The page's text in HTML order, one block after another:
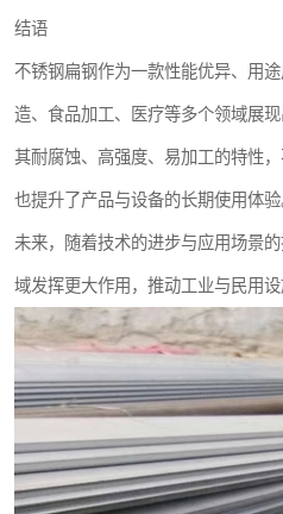
结语
不锈钢扁钢作为一款性能优异、用
造、食品加工、医疗等多个领域展现
其耐腐蚀、高强度、易加工的特性
也提升了产品与设备的长期使用体验
未来，随着技术的进步与应用场景
域发挥更大作用，推动工业与民用设